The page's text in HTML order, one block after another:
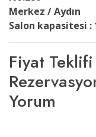
Merkez / Aydın
Salon kapasitesi :
Fiyat
Yorum